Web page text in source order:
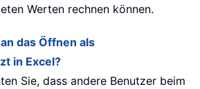
Werten rechnen können.
das Öffnen als
in Excel?
Sie, dass andere Benutzer beim